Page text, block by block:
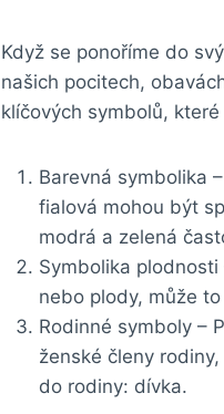
Když se ponoříme do
našich ⁣pocitech,
klíčových ⁢symbolů,
Barevná symbolika
fialová ‌mohou‌ být
modrá a zelená
Symbolika
nebo plody, může
Rodinné symboly –
ženské členy
do rodiny: dívka.